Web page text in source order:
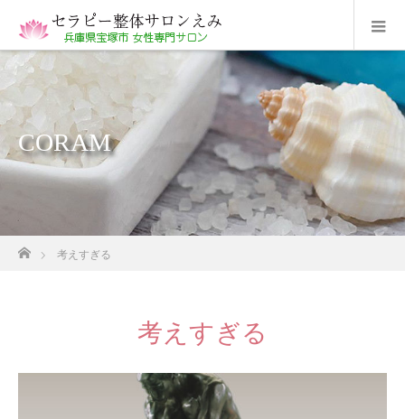
CORAM
ホーム
考えすぎる
考えすぎる